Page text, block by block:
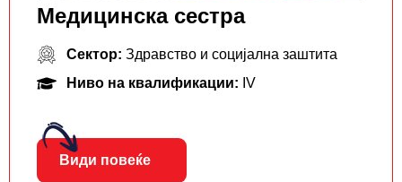
Медицинска сестра
Сектор: Здравство и социјална заштита
Ниво на квалификации: IV
Види повеќе